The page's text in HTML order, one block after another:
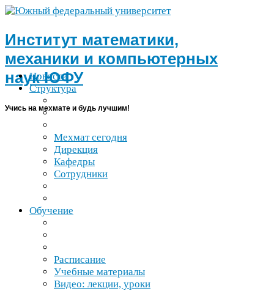
Институт математики,
механики и компьютерных
наукЮФУ
Учись на мехмате и будь лучшим!
Новости
Структура
Мехмат сегодня
Дирекция
Кафедры
Сотрудники
Обучение
Расписание
Учебные материалы
Видео: лекции, уроки